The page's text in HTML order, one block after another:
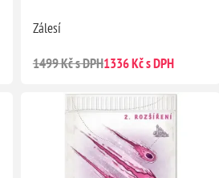
Zálesí
1499 Kč s DPH1336 Kč s DPH